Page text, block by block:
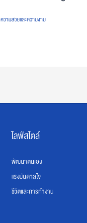
ความสวยและความงาม
ไลฟ์สไตล์
พัฒนาตนเอง
แรงบันดาลใจ
ชีวิตและการทำงาน